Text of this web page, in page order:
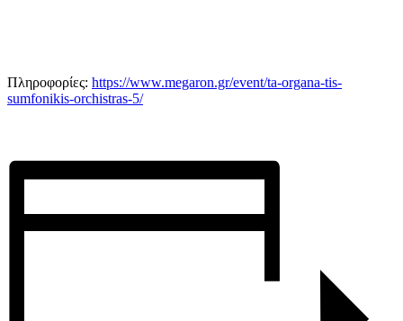
Πληροφορίες: https://www.megaron.gr/event/ta-organa-tis-
sumfonikis-orchistras-5/